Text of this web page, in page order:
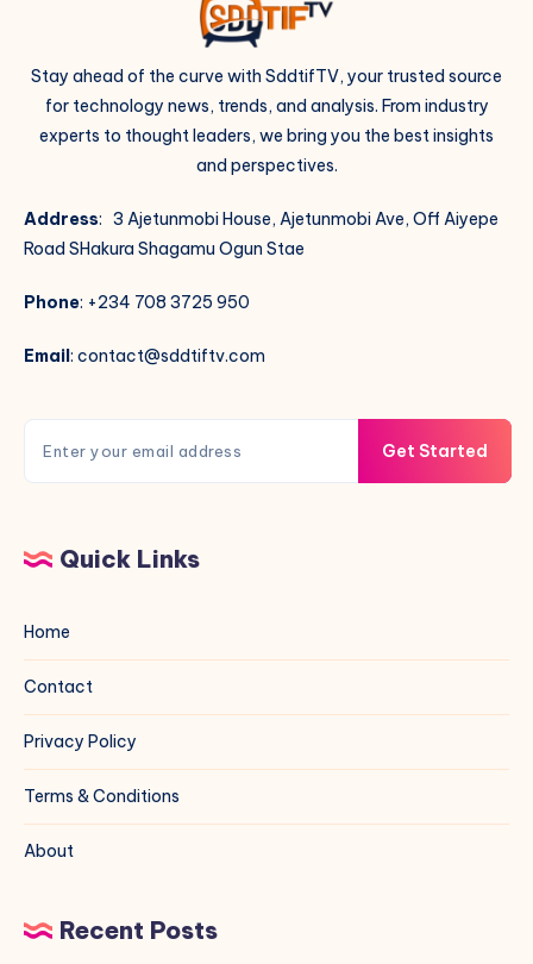
Stay ahead of the curve with SddtifTV, your trusted source
for technology news, trends, and analysis. From industry
experts to thought leaders, we bring you the best insights
and perspectives.
Address: 3 Ajetunmobi House, Ajetunmobi Ave, Off Aiyepe
Road SHakura Shagamu Ogun Stae
Phone: +234 708 3725 950
Email: contact@sddtiftv.com
Get Started
Quick Links
Home
Contact
Privacy Policy
Terms & Conditions
About
Recent Posts